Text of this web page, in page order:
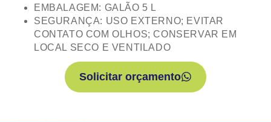
EMBALAGEM: GALÃO 5 L
SEGURANÇA: USO EXTERNO; EVITAR
CONTATO COM OLHOS; CONSERVAR EM
LOCAL SECO E VENTILADO
Solicitar orçamento